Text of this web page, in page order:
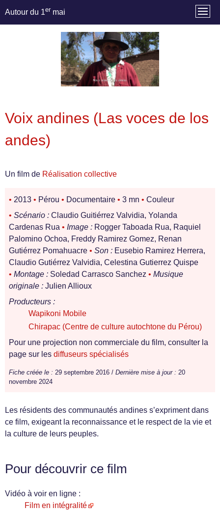
Autour du 1er mai
Voix andines (Las voces de los
andes)
Un film de Réalisation collective
• 2013 • Pérou • Documentaire • 3 mn • Couleur
• Scénario : Claudio Guitiérrez Valvidia, Yolanda
Cardenas Rua • Image : Rogger Taboada Rua, Raquiel
Palomino Ochoa, Freddy Ramirez Gomez, Renan
Gutiérrez Pomahuacre • Son : Eusebio Ramirez Herrera,
Claudio Gutiérrez Valvidia, Celestina Gutierrez Quispe
• Montage : Soledad Carrasco Sanchez • Musique
originale : Julien Allioux
Producteurs :
Wapikoni Mobile
Chirapac (Centre de culture autochtone du Pérou)
Pour une projection non commerciale du film, consulter la
page sur les diffuseurs spécialisés
Fiche créée le : 29 septembre 2016 / Dernière mise à jour : 20
novembre 2024
Les résidents des communautés andines s’expriment dans
ce film, exigeant la reconnaissance et le respect de la vie et
la culture de leurs peuples.
Pour découvrir ce film
Vidéo à voir en ligne :
Film en intégralité